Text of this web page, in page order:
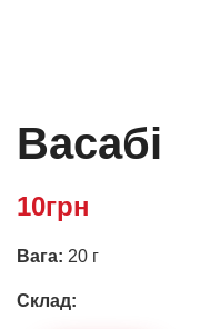
Васабі
10грн
Вага: 20 г
Склад: